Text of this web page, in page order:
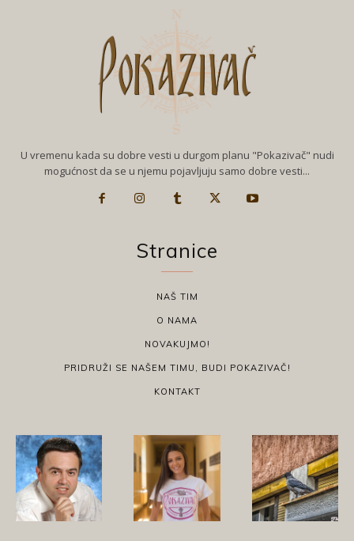
U vremenu kada su dobre vesti u durgom planu "Pokazivač" nudi
mogućnost da se u njemu pojavljuju samo dobre vesti...
Stranice
NAŠ TIM
O NAMA
NOVAKUJMO!
PRIDRUŽI SE NAŠEM TIMU, BUDI POKAZIVAČ!
KONTAKT